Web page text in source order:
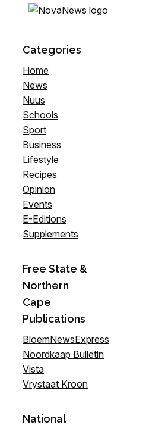
Categories
Home
News
Nuus
Schools
Sport
Business
Lifestyle
Recipes
Opinion
Events
E-Editions
Supplements
Free State &
Northern
Cape
Publications
BloemNewsExpress
Noordkaap Bulletin
Vista
Vrystaat Kroon
National